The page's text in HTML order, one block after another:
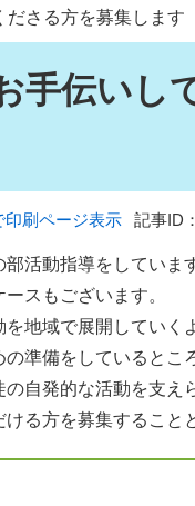
ださる方を募集します
手伝いし
印刷ページ表示 記事ID
活動指導をしていま
スもございます。
地域で展開していく
準備をしているとこ
自発的な活動を支え
る方を募集すること